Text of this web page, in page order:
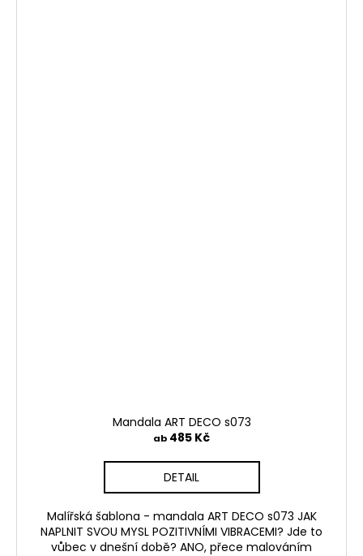
Mandala ART DECO s073
ab 485 Kč
DETAIL
Malířská šablona - mandala ART DECO s073 JAK
NAPLNIT SVOU MYSL POZITIVNÍMI VIBRACEMI? Jde to
vůbec v dnešní době? ANO, přece malováním